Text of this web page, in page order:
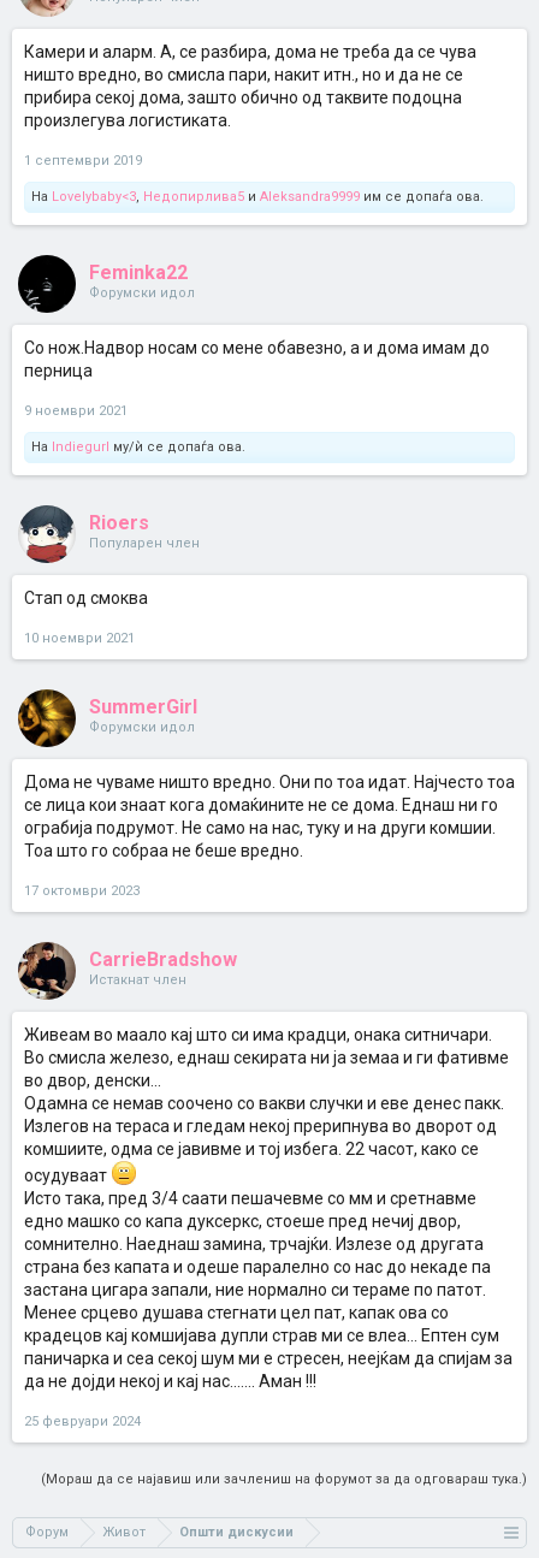
Камери и аларм. А, се разбира, дома не треба да се чува
ништо вредно, во смисла пари, накит итн., но и да не се
прибира секој дома, зашто обично од таквите подоцна
произлегува логистиката.
1 септември 2019
На Lovelybaby<3, Недопирлива5 и Aleksandra9999 им се допаѓа ова.
Feminka22
Форумски идол
Со нож.Надвор носам со мене обавезно, а и дома имам до
перница
9 ноември 2021
На Indiegurl му/ѝ се допаѓа ова.
Rioers
Популарен член
Стап од смоква
10 ноември 2021
SummerGirl
Форумски идол
Дома не чуваме ништо вредно. Они по тоа идат. Најчесто тоа
се лица кои знаат кога домаќините не се дома. Еднаш ни го
ограбија подрумот. Не само на нас, туку и на други комшии.
Тоа што го собраа не беше вредно.
17 октомври 2023
CarrieBradshow
Истакнат член
Живеам во маало кај што си има крадци, онака ситничари.
Во смисла железо, еднаш секирата ни ја земаа и ги фативме
во двор, денски...
Одамна се немав соочено со вакви случки и еве денес пакк.
Излегов на тераса и гледам некој прерипнува во дворот од
комшиите, одма се јавивме и тој избега. 22 часот, како се
осудуваат
Исто така, пред 3/4 саати пешачевме со мм и сретнавме
едно машко со капа дуксеркс, стоеше пред нечиј двор,
сомнително. Наеднаш замина, трчајќи. Излезе од другата
страна без капата и одеше паралелно со нас до некаде па
застана цигара запали, ние нормално си тераме по патот.
Менее срцево душава стегнати цел пат, капак ова со
крадецов кај комшијава дупли страв ми се влеа... Ептен сум
паничарка и сеа секој шум ми е стресен, неејќам да спијам за
да не дојди некој и кај нас....... Аман !!!
25 февруари 2024
(Мораш да се најавиш или зачлениш на форумот за да одговараш тука.)
Форум Живот Општи дискусии